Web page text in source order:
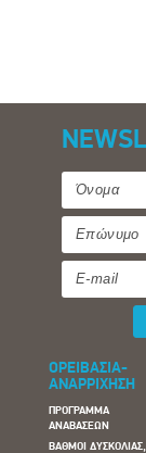
ΟΡΕΙΒΑΣΙΑ-
ΑΝΑΡΡΙΧΗΣΗ
ΠΡΟΓΡΑΜΜΑ
ΑΝΑΒΑΣΕΩΝ
ΒΑΘΜΟΙ ΔΥΣΚΟΛΙΑΣ,